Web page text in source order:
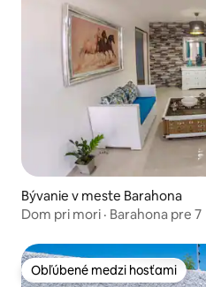
Bývanie v meste Barahona
Dom pri mori · Barahona pre 7
Obľúbené medzi hosťami
Obľúbené medzi hosťami